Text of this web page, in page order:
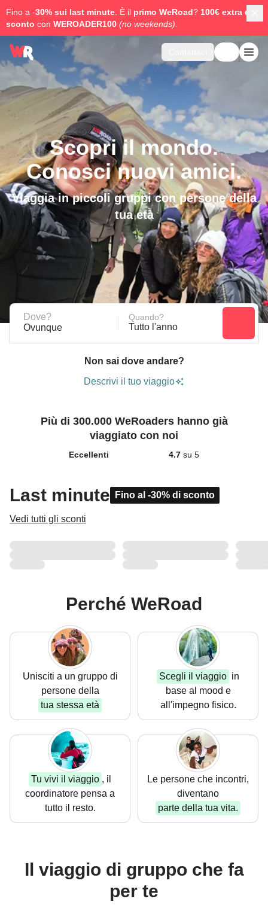
Fino a -30% sui last minute . È il primo WeRoad? 100€ extra di
sconto con WEROADER100 (no weekends).
Scopri il mondo.
Conosci nuovi amici.
Viaggia in piccoli gruppi con persone della
tua età
Dove?
Ovunque
Quando?
Tutto l'anno
Non sai dove andare?
Descrivi il tuo viaggio
Più di 300.000 WeRoaders hanno già
viaggiato con noi
Eccellenti 4.7 su 5
Last minute Fino al -30% di sconto
Vedi tutti gli sconti
Perché WeRoad
Unisciti a un gruppo di
persone della
tua stessa età
Scegli il viaggio in
base al mood e
all'impegno fisico.
Tu vivi il viaggio , il
coordinatore pensa a
tutto il resto.
Le persone che incontri,
diventano
parte della tua vita.
Il viaggio di gruppo che fa
per te
Ideali per il tuo primo
WeRoad